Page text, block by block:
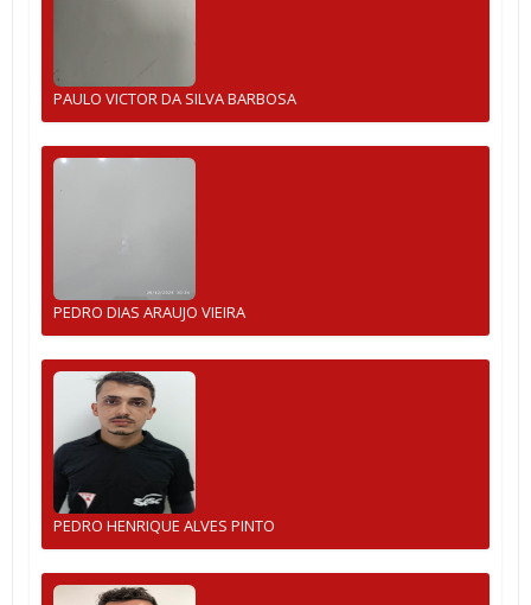
PAULO VICTOR DA SILVA BARBOSA
PEDRO DIAS ARAUJO VIEIRA
PEDRO HENRIQUE ALVES PINTO